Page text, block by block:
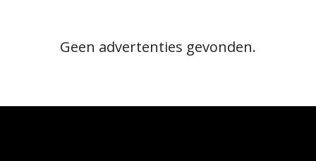
Geen advertenties gevonden.